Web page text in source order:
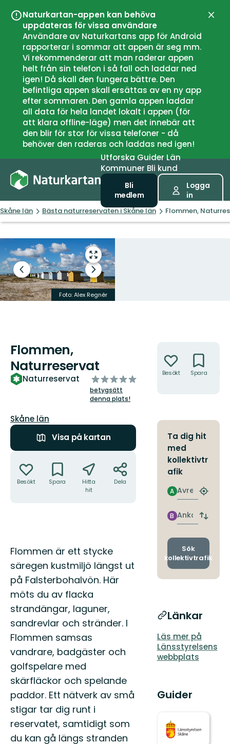
Naturkartan-appen kan behöva
uppdateras för vissa användare
Användare av Naturkartans app för Android
rapporterar i sommar att appen är seg mm.
Vi rekommenderar att man raderar appen
helt från sin telefon i så fall och laddar ned
igen! Då skall den fungera bättre. Den
befintliga appen skall ersättas av en ny app
efter sommaren. Den gamla appen laddar
all data för hela landet lokalt i appen (för
att klara offline-läge) men det innebär att
den blir för stor för vissa telefoner - då
behöver den raderas och laddas ned igen!
UtforskaGuiderLän
Kommuner Bli kund
Bli
medlem
Logga
in
Skåne län Bästa naturreservaten i Skåne län Flommen,
Gå
till
helskärmsläge
Föregående
bild
Nästa
bildspel
Foto: Alex Regnér
Flommen,
Naturreservat
Naturreservat
av
5
stjärnor
betygsätt
denna plats!
Län:
Skåne län
Visa på kartan
Besökt Spara
Hitta
hit
Dela
Beskrivning
Flommen är ett stycke
säregen kustmiljö längst ut
på Falsterbohalvön. Här
möts du av flacka
strandängar, laguner,
sandrevlar och stränder. I
Flommen samsas
vandrare, badgäster och
golfspelare med
skärfläckor och spelande
paddor. Ett nätverk av små
stigar tar dig runt i
reservatet, samtidigt som
du kan gå längs stranden
Besökt Spara
Ta dig hit
med
kollektivtr
afik
Avresa
A
Hitta
Ankomst
B
Byt
och
Sök
kollektivtrafik
Länkar
Läs mer på
Länsstyrelsens
webbplats
Guider